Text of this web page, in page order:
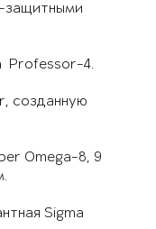
защитными
Professor-4.
созданную
Omega-8, 9
Sigma